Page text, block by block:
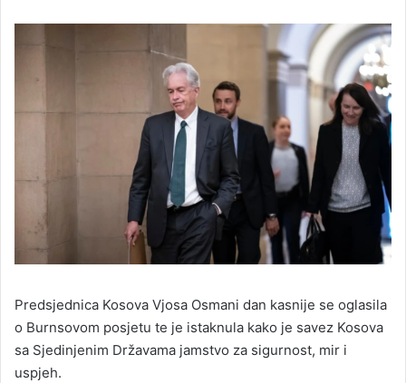
Predsjednica Kosova Vjosa Osmani dan kasnije se oglasila
o Burnsovom posjetu te je istaknula kako je savez Kosova
sa Sjedinjenim Državama jamstvo za sigurnost, mir i
uspjeh.